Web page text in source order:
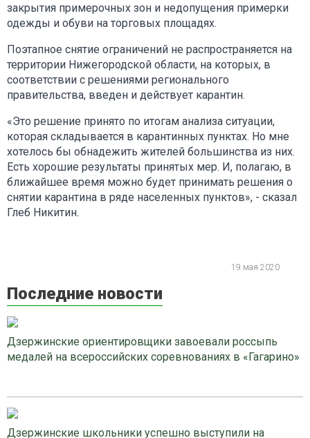
закрытия примерочных зон и недопущения примерки
одежды и обуви на торговых площадях.
Поэтапное снятие ограничений не распространяется на
территории Нижегородской области, на которых, в
соответствии с решениями регионального
правительства, введен и действует карантин.
«Это решение принято по итогам анализа ситуации,
которая складывается в карантинных пунктах. Но мне
хотелось бы обнадежить жителей большинства из них.
Есть хорошие результаты принятых мер. И, полагаю, в
ближайшее время можно будет принимать решения о
снятии карантина в ряде населенных пунктов», - сказал
Глеб Никитин.
19 мая 2020
Последние новости
Дзержинские ориентировщики завоевали россыпь
медалей на всероссийских соревнованиях в «Гагарино»
Дзержинские школьники успешно выступили на